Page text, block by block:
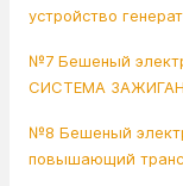
устройство
№7 Бешеный
СИСТЕМА
№8 Бешеный
повышающий